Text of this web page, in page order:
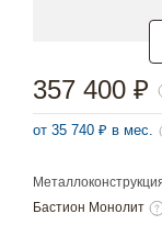
Бастион Монолит
357 400 ₽
от 35 740 ₽ в мес.